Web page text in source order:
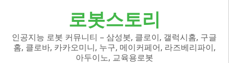
로봇스토리
인공지능 로봇 커뮤니티 – 삼성봇, 클로이, 갤럭시홈, 구글
홈, 클로바, 카카오미니, 누구, 메이커페어, 라즈베리파이,
아두이노, 교육용로봇